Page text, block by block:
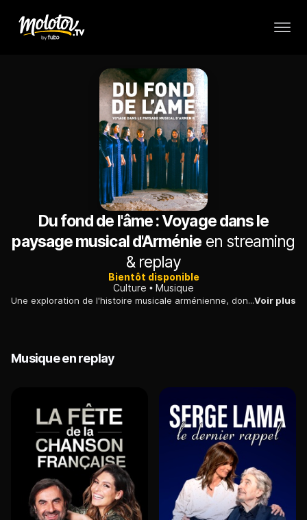
Du fond de l'âme : Voyage dans le
paysage musical d'Arménie en streaming
& replay
Bientôt disponible
Culture
Musique
Une exploration de l'histoire musicale arménienne, dont l'héritage ne cesse d'inspirer les artistes contemporains, du compositeur Tigran Mansurian à l'ensemble vocal Geghard.Voir plus
Musique en replay